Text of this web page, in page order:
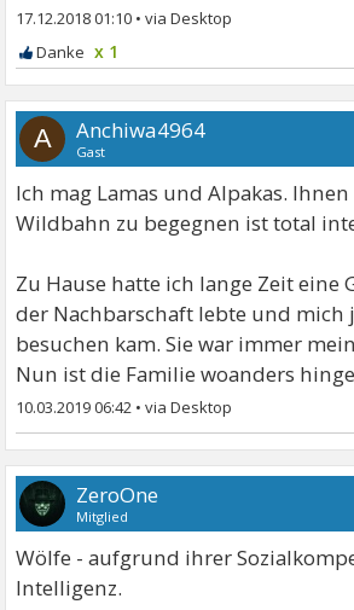
17.12.2018 01:10 •
x 1
A Anchiwa4964
Gast
Ich mag Lamas und Alpakas.
Wildbahn zu begegnen ist total
Zu Hause hatte ich lange Zeit eine
der Nachbarschaft lebte und mich
besuchen kam. Sie war immer
Nun ist die Familie woanders
10.03.2019 06:42 •
ZeroOne
Mitglied
Wölfe - aufgrund ihrer
Intelligenz.